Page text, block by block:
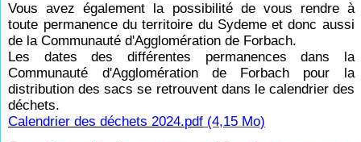
Vous avez également la possibilité de vous rendre à
toute permanence du territoire du Sydeme et donc aussi
de la Communauté d'Agglomération de Forbach.
Les dates des différentes permanences dans la
Communauté d'Agglomération de Forbach pour la
distribution des sacs se retrouvent dans le calendrier des
déchets.
Calendrier des déchets 2024.pdf (4,15 Mo)